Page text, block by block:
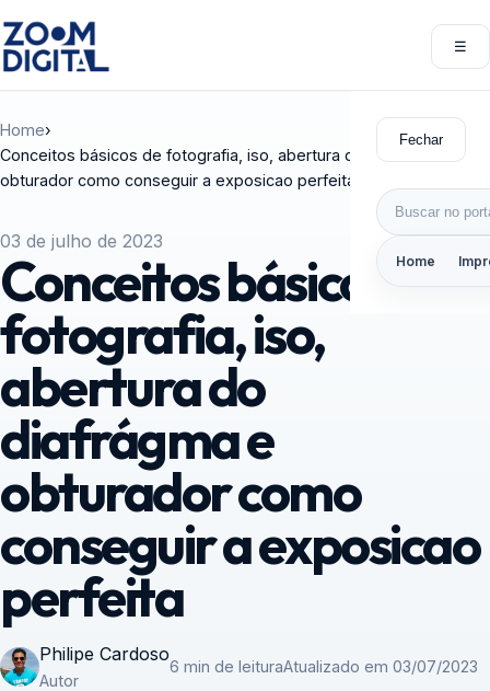
☰
Fechar
Buscar por:
Home
Home›
Conceitos básicos de fotografia, iso, abertura do diafrágma e
obturador como conseguir a exposicao perfeita
03 de julho de 2023
Conceitos básicos de
fotografia, iso,
abertura do
diafrágma e
obturador como
conseguir a exposicao
perfeita
Philipe Cardoso
Autor
6 min de leituraAtualizado em 03/07/2023